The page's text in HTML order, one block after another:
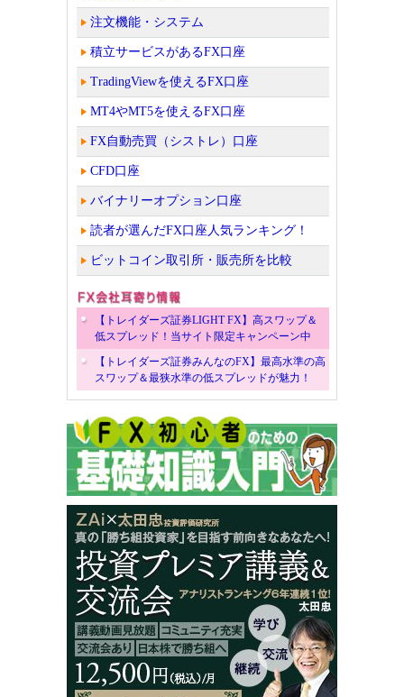
注文機能・システム
積立サービスがあるFX口座
TradingViewを使えるFX口座
MT4やMT5を使えるFX口座
FX自動売買（シストレ）口座
CFD口座
バイナリーオプション口座
読者が選んだFX口座人気ランキング！
ビットコイン取引所・販売所を比較
【トレイダーズ証券LIGHT FX】高スワップ＆
低スプレッド！当サイト限定キャンペーン中
【トレイダーズ証券みんなのFX】最高水準の高
スワップ＆最狭水準の低スプレッドが魅力！